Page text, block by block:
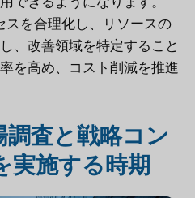
スを合理化し、リソースの
、改善領域を特定すること
を高め、コスト削減を推進
査と戦略コン
実施する時期